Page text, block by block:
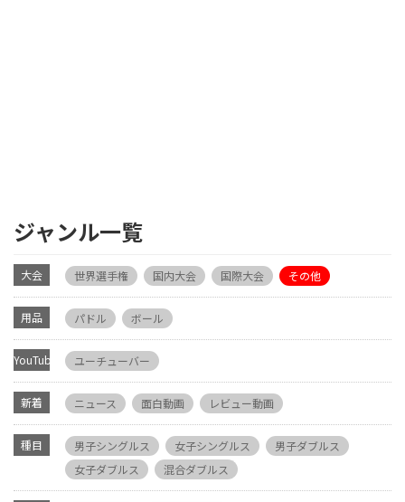
ジャンル一覧
大会 世界選手権 国内大会 国際大会 その他
用品 パドル ボール
YouTube ユーチューバー
新着 ニュース 面白動画 レビュー動画
種目 男子シングルス 女子シングルス
男子ダブルス
女子ダブルス
混合ダブルス